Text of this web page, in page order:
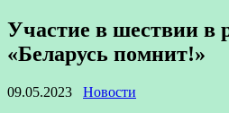
Участие в шествии в
«Беларусь помнит!»
09.05.2023 Новости